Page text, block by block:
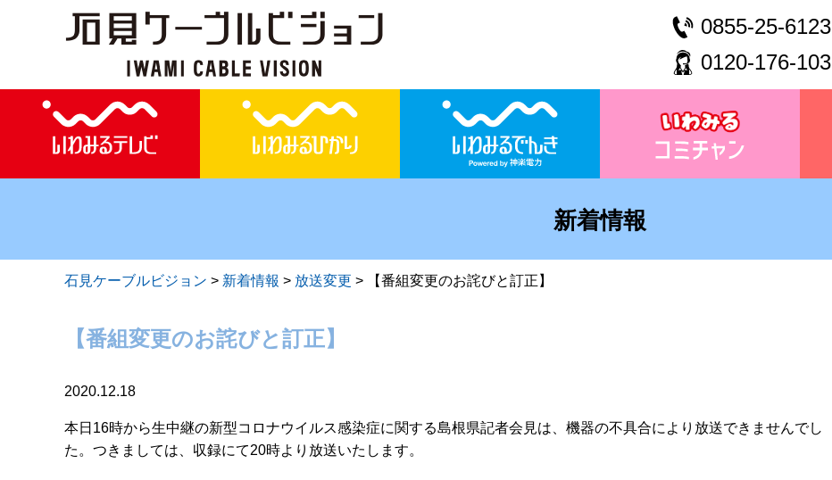
0855-25-6123
0120-176-103
新着情報
石見ケーブルビジョン > 新着情報 > 放送変更 > 【番組変更のお詫びと訂正】
【番組変更のお詫びと訂正】
2020.12.18
本日16時から生中継の新型コロナウイルス感染症に関する島根県記者会見は、機器の不具合により放送できませんでし
た。つきましては、収録にて20時より放送いたします。